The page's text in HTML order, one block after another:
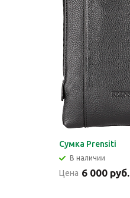
Cумка Prensiti
В наличии
Цена 6 000 руб.